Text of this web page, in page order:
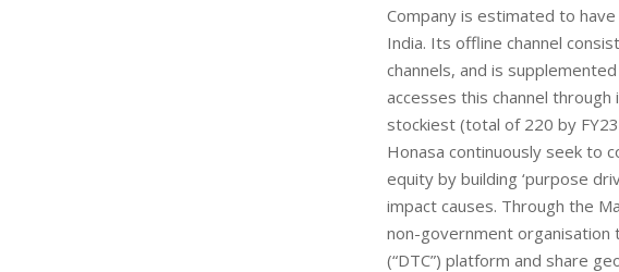
Company is estimated to
India. Its offline channel
channels, and is
accesses this channel
stockiest (total of 220 by
Honasa continuously seek to
equity by building ‘purpose
impact causes. Through the
non-government
(“DTC”) platform and share